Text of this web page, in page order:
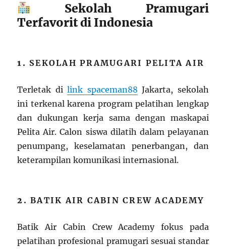
Sekolah Pramugari
Terfavorit di Indonesia
1. SEKOLAH PRAMUGARI PELITA AIR
Terletak dilink spaceman88 Jakarta, sekolah
ini terkenal karena program pelatihan lengkap
dan dukungan kerja sama dengan maskapai
Pelita Air. Calon siswa dilatih dalam pelayanan
penumpang, keselamatan penerbangan, dan
keterampilan komunikasi internasional.
2.BATIK AIR CABIN CREW ACADEMY
Batik Air Cabin Crew Academy fokus pada
pelatihan profesional pramugari sesuai standar